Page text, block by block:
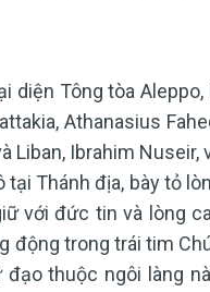
diện Tông tòa Aleppo,
Athanasius
Liban, Ibrahim Nuseir,
Thánh địa, bày tỏ
với đức tin và lòng
động trong trái tim
thuộc ngôi làng